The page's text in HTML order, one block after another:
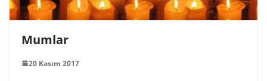
Mumlar
20 Kasım 2017